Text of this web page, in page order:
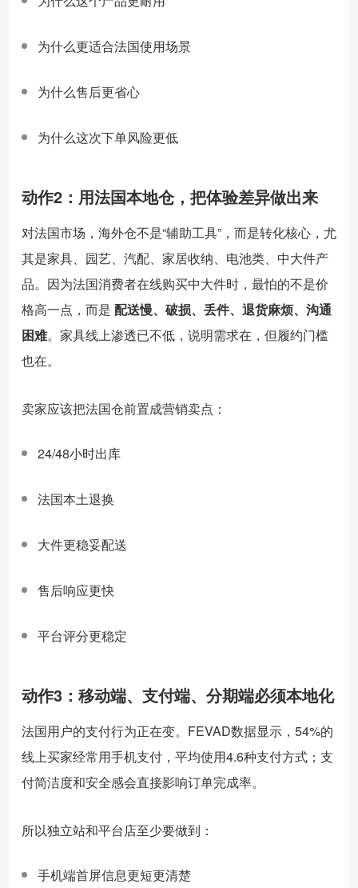
为什么更适合法国使用场景
为什么售后更省心
为什么这次下单风险更低
动作2：用法国本地仓，把体验差异做出来
对法国市场，海外仓不是“辅助工具”，而是转化核心，尤
其是家具、园艺、汽配、家居收纳、电池类、中大件产
品。因为法国消费者在线购买中大件时，最怕的不是价
格高一点，而是 配送慢、破损、丢件、退货麻烦、沟通
困难。家具线上渗透已不低，说明需求在，但履约门槛
也在。
卖家应该把法国仓前置成营销卖点：
24/48小时出库
法国本土退换
大件更稳妥配送
售后响应更快
平台评分更稳定
动作3：移动端、支付端、分期端必须本地化
法国用户的支付行为正在变。FEVAD数据显示，54%的
线上买家经常用手机支付，平均使用4.6种支付方式；支
付简洁度和安全感会直接影响订单完成率。
所以独立站和平台店至少要做到：
手机端首屏信息更短更清楚